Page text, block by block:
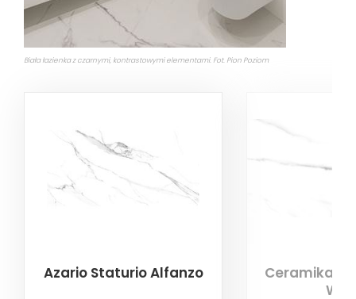
Biała łazienka z czarnymi, kontrastowymi elementami. Fot. Pion Poziom
Azario Staturio Alfanzo
Ceramika